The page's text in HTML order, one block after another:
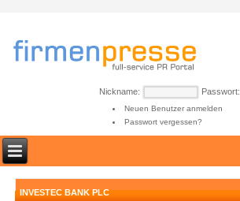
Nickname: Passwort:
Neuen Benutzer anmelden
Passwort vergessen?
INVESTEC BANK PLC